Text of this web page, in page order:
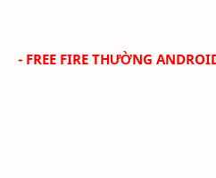
- FREE FIRE THƯỜNG